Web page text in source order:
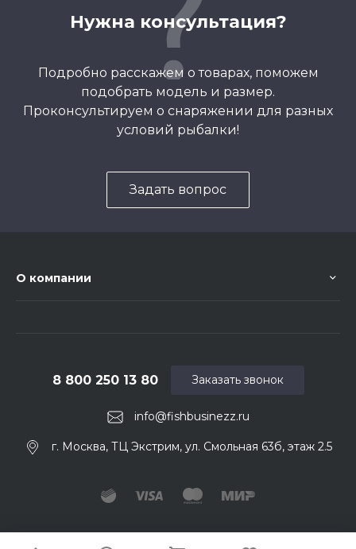
Нужна консультация?
Подробно расскажем о товарах, поможем
подобрать модель и размер.
Проконсультируем о снаряжении для разных
условий рыбалки!
Задать вопрос
О компании
info@fishbusinezz.ru
8 800 250 13 80
г. Москва, ТЦ Экстрим, ул. Смольная 63б, этаж 2.5
Заказать звонок